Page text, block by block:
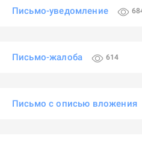
Письмо-уведомление
Письмо-жалоба 614
Письмо с описью вложения